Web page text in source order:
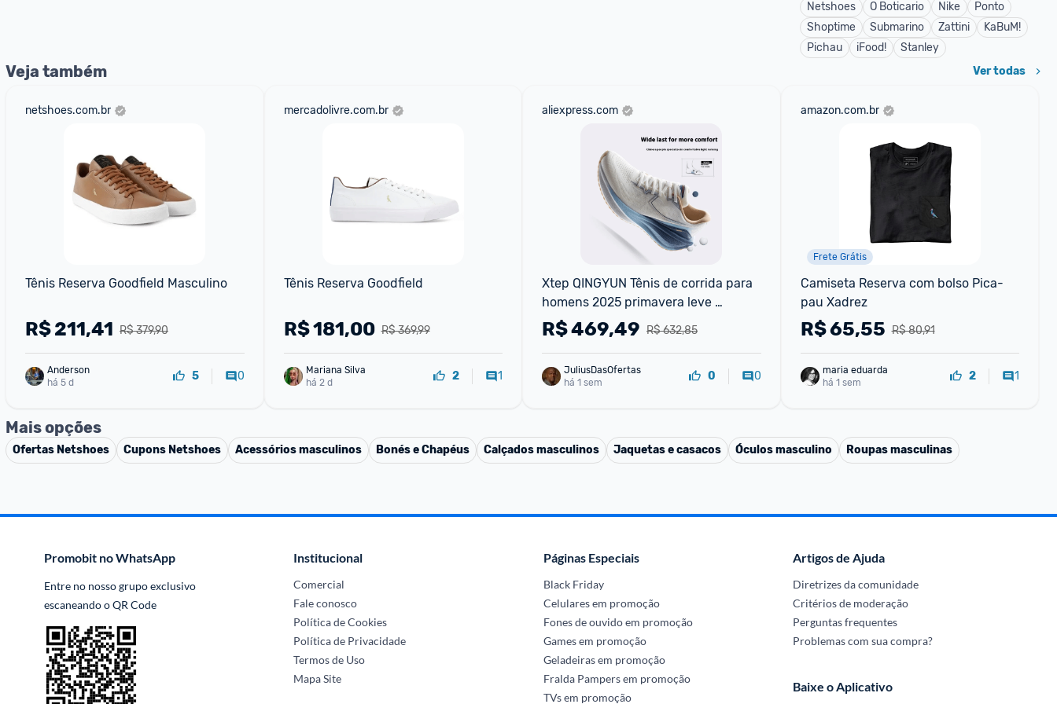
Netshoes
O Boticario Nike
Ponto
Shoptime
Submarino Zattini
KaBuM!
Pichau
iFood! Stanley
Veja também Ver todas
netshoes.com.br
Tênis Reserva Goodfield Masculino
R$ 379,90
R$211,41
Anderson
há 5 d
5 0
mercadolivre.com.br
Tênis Reserva Goodfield
R$ 369,99
R$181,00
Mariana Silva
há 2 d
2 1
aliexpress.com
Xtep QINGYUN Tênis de corrida para
homens 2025 primavera leve
amortecido resistente ao desgaste
tênis profissional de
R$ 632,85
R$469,49
JuliusDasOfertas
há 1 sem
0 0
amazon.com.br
Frete Grátis
Camiseta Reserva com bolso Pica-
pau Xadrez
R$ 80,91
R$65,55
maria eduarda
há 1 sem
2 1
Mais opções
Ofertas Netshoes Cupons Netshoes Acessórios masculinos Bonés e Chapéus Calçados masculinos Jaquetas e casacos Óculos masculino Roupas masculinas
Promobit no WhatsApp
Entre no nosso grupo exclusivo
escaneando o QR Code
Institucional
Comercial
Fale conosco
Política de Cookies
Política de Privacidade
Termos de Uso
Mapa Site
Páginas Especiais
Black Friday
Celulares em promoção
Fones de ouvido em promoção
Games em promoção
Geladeiras em promoção
Fralda Pampers em promoção
TVs em promoção
Artigos de Ajuda
Diretrizes da comunidade
Critérios de moderação
Perguntas frequentes
Problemas com sua compra?
Baixe o Aplicativo